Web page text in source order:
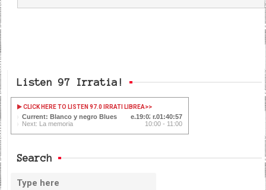
Listen 97 Irratia!
CLICK HERE TO LISTEN 97.0 IRRATI LIBREA>>
Current: Blanco y negro Blues 19:03 01:40:56
Next: La memoria
10:00 - 11:00
Search